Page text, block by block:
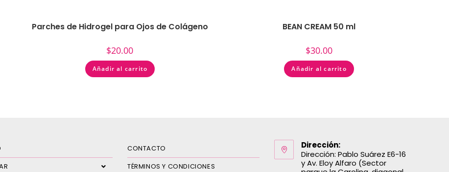
Parches de Hidrogel para Ojos de Colágeno
$20.00
Añadir al carrito
BEAN CREAM 50 ml
$30.00
Añadir al carrito
CONTACTO
TÉRMINOS Y CONDICIONES
Dirección:
Dirección: Pablo Suárez E6-16
y Av. Eloy Alfaro (Sector